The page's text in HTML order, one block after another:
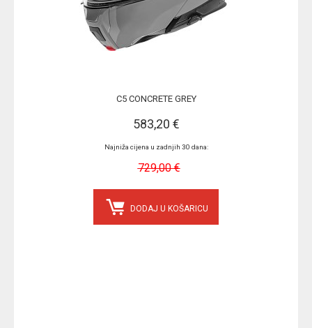
C5 CONCRETE GREY
583,20 €
Najniža cijena u zadnjih 30 dana:
729,00 €
DODAJ U KOŠARICU